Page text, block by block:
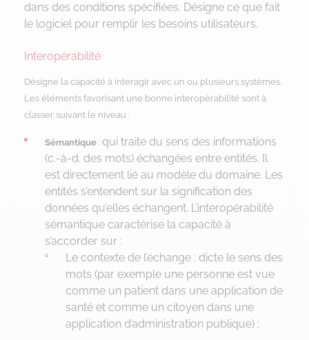
dans des conditions spécifiées. Désigne ce que fait
le logiciel pour remplir les besoins utilisateurs.
Interopérabilité
Désigne la capacité à interagir avec un ou plusieurs systèmes.
Les éléments favorisant une bonne interopérabilité sont à
classer suivant le niveau :
Sémantique : qui traite du sens des informations
(c.-à-d. des mots) échangées entre entités. Il
est directement lié au modèle du domaine. Les
entités s’entendent sur la signification des
données qu’elles échangent. L’interopérabilité
sémantique caractérise la capacité à
s’accorder sur :
Le contexte de l’échange : dicte le sens des
mots (par exemple une personne est vue
comme un patient dans une application de
santé et comme un citoyen dans une
application d’administration publique) ;